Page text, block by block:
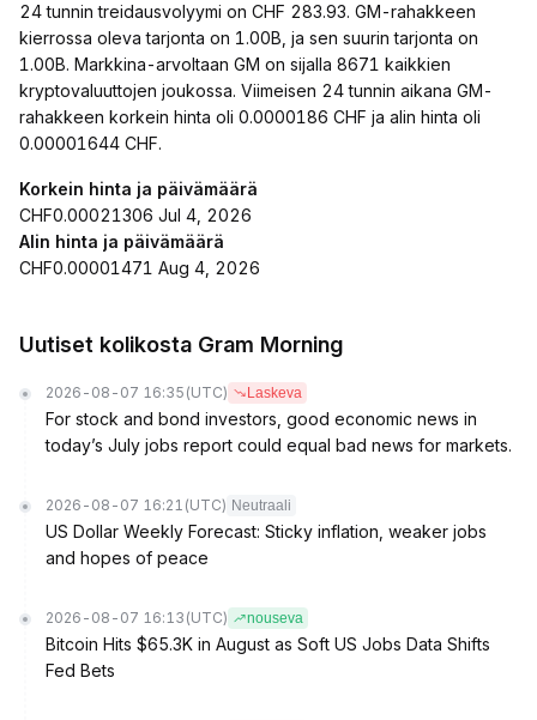
24 tunnin treidausvolyymi on CHF 283.93. GM-rahakkeen
kierrossa oleva tarjonta on 1.00B, ja sen suurin tarjonta on
1.00B. Markkina-arvoltaan GM on sijalla 8671 kaikkien
kryptovaluuttojen joukossa. Viimeisen 24 tunnin aikana GM-
rahakkeen korkein hinta oli 0.0000186 CHF ja alin hinta oli
0.00001644 CHF.
Korkein hinta ja päivämäärä
CHF0.00021306 Jul 4, 2026
Alin hinta ja päivämäärä
CHF0.00001471 Aug 4, 2026
Uutiset kolikosta Gram Morning
2026-08-07 16:35 (UTC) Laskeva
For stock and bond investors, good economic news in
today’s July jobs report could equal bad news for markets.
2026-08-07 16:21 (UTC) Neutraali
US Dollar Weekly Forecast: Sticky inflation, weaker jobs
and hopes of peace
2026-08-07 16:13 (UTC) nouseva
Bitcoin Hits $65.3K in August as Soft US Jobs Data Shifts
Fed Bets